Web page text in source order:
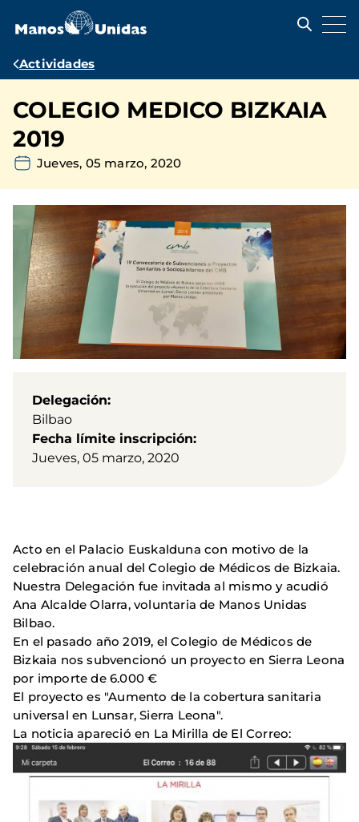
contenido
Ruta
navegación
Actividades
COLEGIO MEDICO BIZKAIA
2019
Jueves, 05 marzo, 2020
Delegación
Bilbao
Fecha límite inscripción
Jueves, 05 marzo, 2020
Acto en el Palacio Euskalduna con motivo de la
celebración anual del Colegio de Médicos de Bizkaia.
Nuestra Delegación fue invitada al mismo y acudió
Ana Alcalde Olarra, voluntaria de Manos Unidas
Bilbao.
En el pasado año 2019, el Colegio de Médicos de
Bizkaia nos subvencionó un proyecto en Sierra Leona
por importe de 6.000 €
El proyecto es "Aumento de la cobertura sanitaria
universal en Lunsar, Sierra Leona".
La noticia apareció en La Mirilla de El Correo: